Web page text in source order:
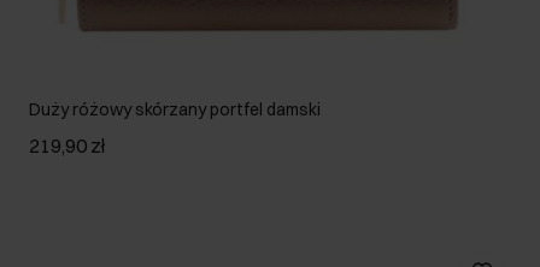
Duży różowy skórzany portfel damski
219,90 zł